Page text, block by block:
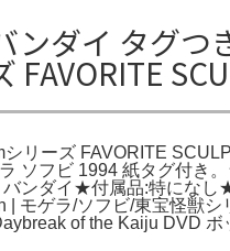
ンダイ タグつ
リーズ FAVORITE
ソフビ 1994 紙タグ付き
ンダイ★付属品:特になし
| モゲラ/ソフビ/東宝怪獣
of the Kaiju DVD ボ